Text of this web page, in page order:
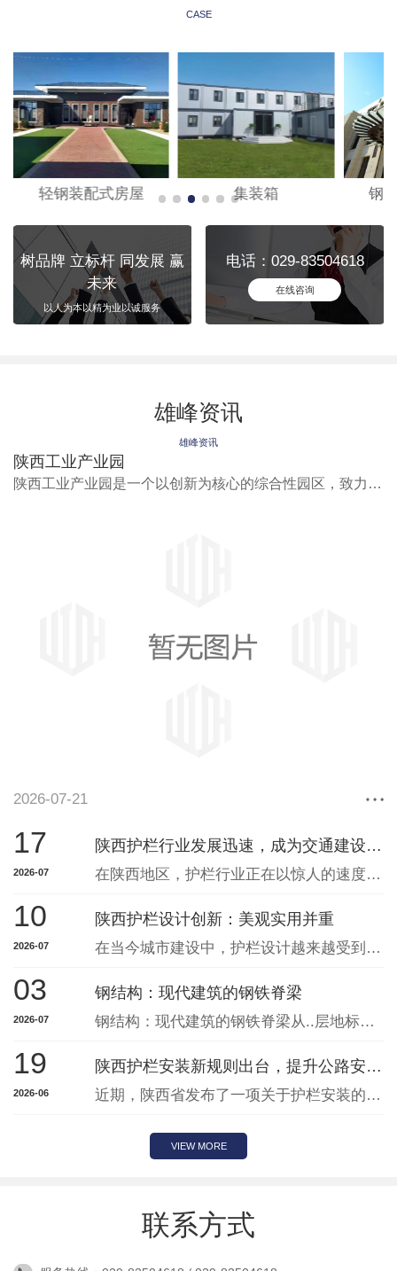
CASE
轻钢装配式房屋 集装箱 钢
树品牌 立标杆 同发展 赢
未来
以人为本以精为业以诚服务
电话：029-83504618
在线咨询
雄峰资讯
雄峰资讯
陕西工业产业园
陕西工业产业园是一个以创新为核心的综合性园区，致力于为各类企业提供..的发展环境和支持服务。园区位于陕西省境内，拥有便利的交通网络和..的基础设施，为企业提供了良好的发展条件。在陕西工业产业园，我们重视企业的创新和发展潜力，致力于为企业搭建合作平台，促进资源共享和互利合作。园区内集聚了一批高素质的人才和专业团队，他们将
2026-07-21
17
2026-07
陕西护栏行业发展迅速，成为交通建设重要组成部分
在陕西地区，护栏行业正在以惊人的速度蓬勃发展，凭借其不断创新与提升，已成为当地交通建设中不可或缺的重要组成部分。随着城市化进程的加快，人口流动性增强，交通安全问题日益凸显。护栏的作用不仅是为了界定道路范围，更重要的是为行人和车辆提供有效的保护。陕西护栏行业在这一背景下蓬勃发展，产品种类丰富，针对不同的交通场景需求推出了
10
2026-07
陕西护栏设计创新：美观实用并重
在当今城市建设中，护栏设计越来越受到重视。作为城市景观的一部分，护栏不仅仅是起到保护作用，更承担着美化环境的重要使命。陕西的护栏设计在实用性与美观性上取得了创新，使其成为城市发展中一道亮丽的风景线。首先，护栏的设计不再仅仅停留在功能性上，而是更多地融入了艺术元素。通过结合当地文化特色和地域文化，设计师们创造出了富有陕西
03
2026-07
钢结构：现代建筑的钢铁脊梁
钢结构：现代建筑的钢铁脊梁从..层地标、大跨度场馆到工业厂房、桥梁隧道，钢结构以轻质高强、绿色装配、抗震耐久的核心优势，成为现代工程建设的主流结构形式，被誉为建筑行业的 “钢铁骨架”。它以型钢、钢板为主要构件，通过焊接、高强螺栓连接形成稳定承重体系，彻底改变传统建造模式，推动建筑向..、安全、低碳方向升级。一、钢结构的
19
2026-06
陕西护栏安装新规则出台，提升公路安全保障
近期，陕西省发布了一项关于护栏安装的新规则，旨在提升公路安全保障。这一举措对于我们的道路交通安全具有重要意义。新规则明确了护栏的合理高度和距离，以..其有效性和稳定性。此外，还规定了护栏的材料和安装标准，以应对各种交通情况和恶劣天气条件，..公路使用者的安全。护栏作为公路交通设施的重要组成部分，直接关系到行车安全和交通
VIEW MORE
联系方式